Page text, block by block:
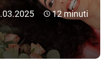
12 minuti